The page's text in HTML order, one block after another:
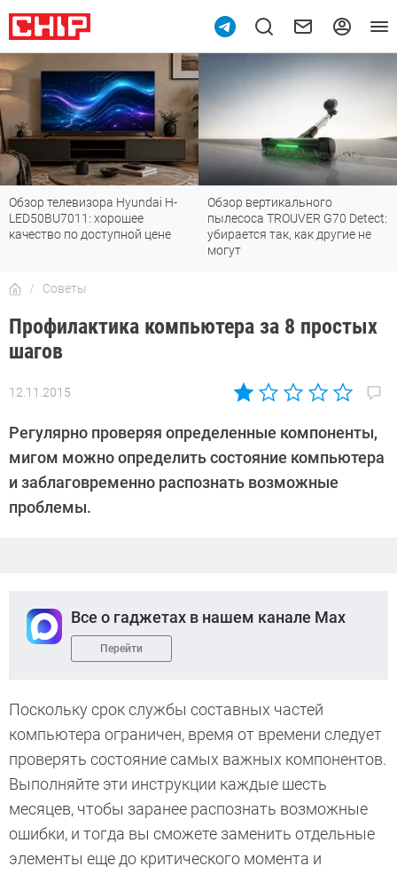
Обзор вертикального
пылесоса TROUVER G70 Detect:
убирается так, как другие не
Топ-8 недорогих роутеров с Wi-
Fi 7: все «плюшки» последнего
стандарта
Советы
Профилактика компьютера за 8 простых
шагов
12.11.2015
Автор:
Киреев
Регулярно проверяя определенные компоненты,
мигом можно определить состояние компьютера
и заблаговременно распознать возможные
проблемы.
Все о гаджетах в нашем канале Max
Перейти
Поскольку срок службы составных частей
компьютера ограничен, время от времени следует
проверять состояние самых важных компонентов.
Выполняйте эти инструкции каждые шесть
месяцев, чтобы заранее распознать возможные
ошибки, и тогда вы сможете заменить отдельные
элементы еще до критического момента и